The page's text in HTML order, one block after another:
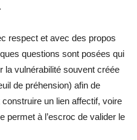
respect et avec des propos
questions sont posées qui
la vulnérabilité souvent créée
de préhension) afin de
un lien affectif, voire
permet à l’escroc de valider le